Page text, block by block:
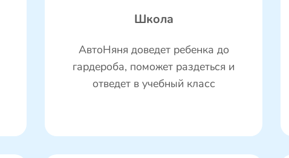
Школа
АвтоНяня доведет ребенка до
гардероба, поможет раздеться и
отведет в учебный класс